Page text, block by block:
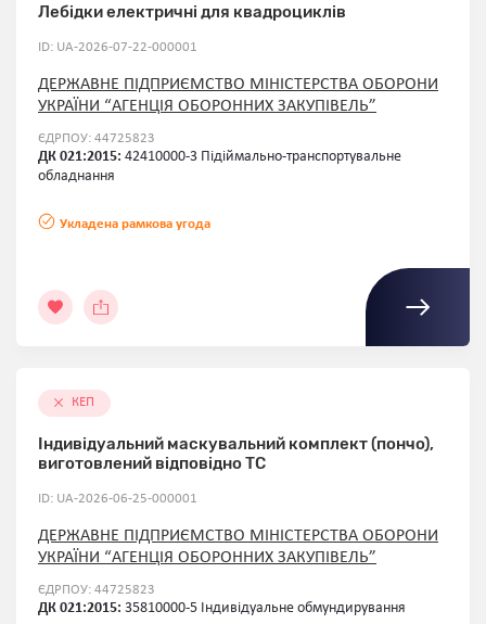
Лебідки електричні для квадроциклів
ID: UA-2026-07-22-000001
ДЕРЖАВНЕ ПІДПРИЄМСТВО МІНІСТЕРСТВА ОБОРОНИ
УКРАЇНИ “АГЕНЦІЯ ОБОРОННИХ ЗАКУПІВЕЛЬ”
ЄДРПОУ: 44725823
ДК 021:2015: 42410000-3 Підіймально-транспортувальне
обладнання
Укладена рамкова угода
КЕП
Індивідуальний маскувальний комплект (пончо),
виготовлений відповідно ТС
ID: UA-2026-06-25-000001
ДЕРЖАВНЕ ПІДПРИЄМСТВО МІНІСТЕРСТВА ОБОРОНИ
УКРАЇНИ “АГЕНЦІЯ ОБОРОННИХ ЗАКУПІВЕЛЬ”
ЄДРПОУ: 44725823
ДК 021:2015: 35810000-5 Індивідуальне обмундирування